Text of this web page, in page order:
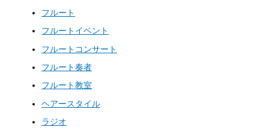
フルート
フルートイベント
フルートコンサート
フルート奏者
フルート教室
ヘアースタイル
ラジオ